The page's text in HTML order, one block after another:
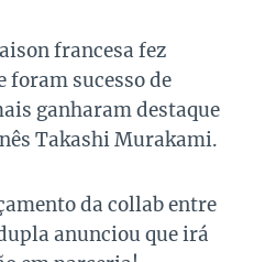
francesa fez
foram sucesso de
ganharam destaque
Takashi Murakami.
da collab entre
anunciou que irá